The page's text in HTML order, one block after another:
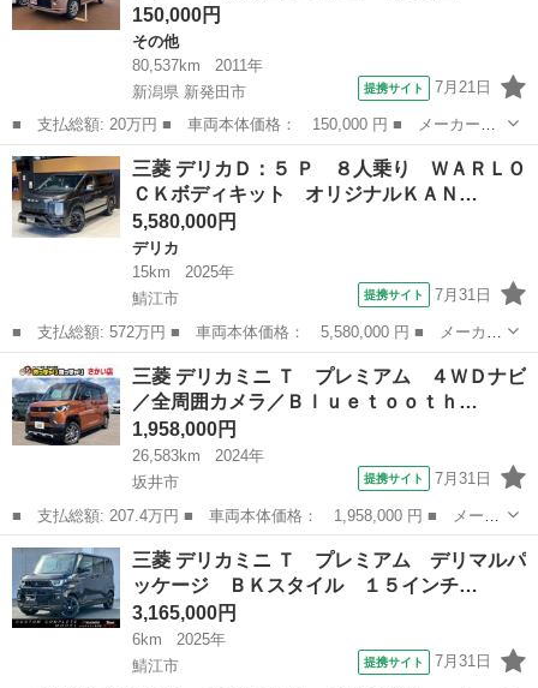
150,000円
その他
80,537km
2011年
新潟県 新発田市
提携サイト 7月21日
■ 支払総額: 20万円 ■ 車両本体価格： 150,000 円 ■ メーカー
名： 三菱 ■ 車種名： トッポ ■ グレード名： Ｍ ナビ テレ
ビ キーレスエントリー 盗難防止システム 衝突安全ボディ フル
フラット エアバ...
新潟 新発田市 その他
三菱 デリカＤ：５ Ｐ ８人乗り ＷＡＲＬＯ
ＣＫボディキット オリジナルＫＡＮ…
5,580,000円
デリカ
15km
2025年
鯖江市
提携サイト 7月31日
■ 支払総額: 572万円 ■ 車両本体価格： 5,580,000 円 ■ メーカー
名： 三菱 ■ 車種名： デリカＤ：５ ■ グレード名： Ｐ ８人
乗り ＷＡＲＬＯＣＫボディキット オリジナルＫＡＮＯＮＥ１６イ
ンチホイー...
福井 鯖江市 デリカ
三菱 デリカミニ Ｔ プレミアム ４ＷＤナビ
／全周囲カメラ／Ｂｌｕｅｔｏｏｔｈ…
1,958,000円
26,583km
2024年
坂井市
提携サイト 7月31日
■ 支払総額: 207.4万円 ■ 車両本体価格： 1,958,000 円 ■ メーカ
ー名： 三菱 ■ 車種名： デリカミニ ■ グレード名： Ｔ プレ
ミアム ４ＷＤナビ／全周囲カメラ／Ｂｌｕｅｔｏｏｔｈ／ＥＴＣＭ
Ｉ－ＰＩ...
福井 坂井市 三菱
三菱 デリカミニ Ｔ プレミアム デリマルパ
ッケージ ＢＫスタイル １５インチ…
3,165,000円
6km
2025年
鯖江市
提携サイト 7月31日